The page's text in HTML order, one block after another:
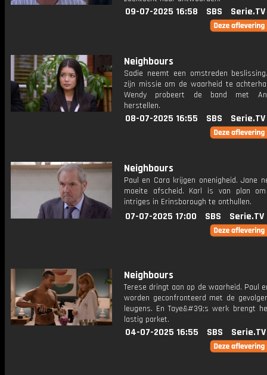
09-07-2025 16:58 SBS Serie.TV
Neighbours
Sadie neemt een omstreden
zijn missie om de waarheid te
Wendy probeert de band met
herstellen.
08-07-2025 16:55 SBS Serie.TV
Neighbours
Paul en Cara krijgen onenigheid. Jane
moeite afscheid. Karl is van plan
intriges in Erinsborough te onthullen.
07-07-2025 17:00 SBS Serie.TV
Neighbours
Terese dringt aan op de waarheid. Paul
worden geconfronteerd met de
leugens. En Taye&#39;s werk brengt
lastig parket.
04-07-2025 16:55 SBS Serie.TV